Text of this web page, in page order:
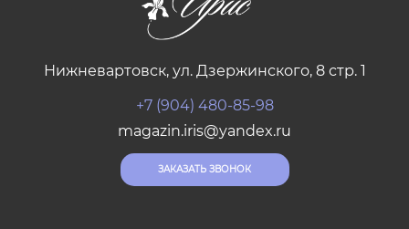
Нижневартовск, ул. Дзержинского, 8 стр. 1
+7 (904) 480-85-98
magazin.iris@yandex.ru
ЗАКАЗАТЬ ЗВОНОК